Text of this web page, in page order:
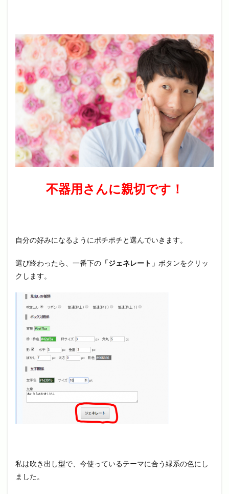
不器用さんに親切です！
自分の好みになるようにポチポチと選んでいきます。
選び終わったら、一番下の 「ジェネレート」 ボタンをクリッ
クします。
私は吹き出し型で、今使っているテーマに合う緑系の色にし
ました。